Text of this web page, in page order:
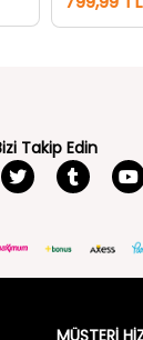
799,99 TL
Bizi Takip Edin